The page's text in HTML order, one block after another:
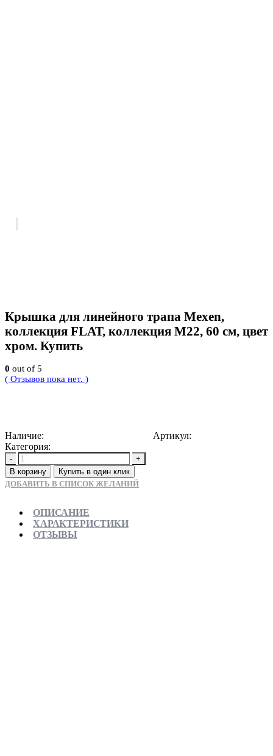
Крышка для линейного трапа Mexen,
коллекция FLAT, коллекция M22, 60 см, цвет
хром. Купить
0 out of 5
( Отзывов пока нет. )
Наличие: Артикул:
Категория:
-
+
В корзину
Купить в один клик
ДОБАВИТЬ В СПИСОК ЖЕЛАНИЙ
ОПИСАНИЕ
ХАРАКТЕРИСТИКИ
ОТЗЫВЫ